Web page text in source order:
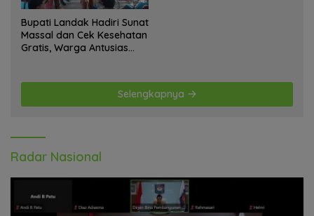
Bupati Landak Hadiri Sunat
Massal dan Cek Kesehatan
Gratis, Warga Antusias
Selengkapnya
Radar Nasional